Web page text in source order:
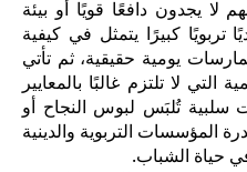
لا يجدون دافعًا قويًا أو بيئة
تربويًا كبيرًا يتمثل في كيفية
يومية حقيقية، ثم تأتي
التي لا تلتزم غالبًا بالمعايير
سلبية تُلبَس لبوس النجاح أو
المؤسسات التربوية والدينية
حياة الشباب.